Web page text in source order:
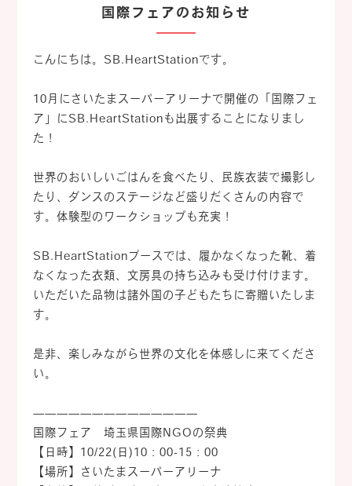
国際フェアのお知らせ
こんにちは。SB.HeartStationです。
10月にさいたまスーパーアリーナで開催の「国際フェ
ア」にSB.HeartStationも 出展することになりまし
た！
世界のおいしいごはんを食べたり、民族衣装で撮影し
たり、ダンスのステージなど盛りだくさんの内容で
す。体験型のワークショップも充実！
SB.HeartStationブースでは、履かなくなった靴、着
なくなった衣類、文房具の持ち込みも受け付けます。
いただいた品物は諸外国の子どもたちに寄贈いたしま
す。
是非、楽しみながら世界の文化を体感しに来てくださ
い。
——————————————
国際フェア 埼玉県国際NGOの祭典
【日時】10/22(日)10：00-15：00
【場所】さいたまスーパーアリーナ